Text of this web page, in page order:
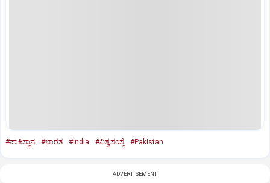
#ಪಾಕಿಸ್ಥಾನ #ಭಾರತ #india #ವಿಶ್ವಸಂಸ್ಥೆ #Pakistan
ADVERTISEMENT